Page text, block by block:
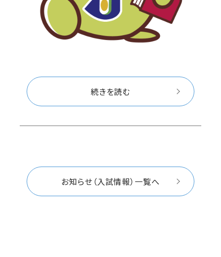
続きを読む
お知らせ（入試情報）一覧へ